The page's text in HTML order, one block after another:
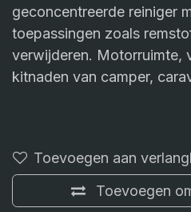
geconcentreerde reiniger
toepassingen zoals
verwijderen. Motorruimte,
kitnaden van camper,
Toevoegen
Toevoegen aan